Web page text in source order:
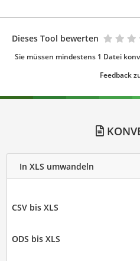
Dieses Tool bewerten
Sie müssen mindestens 1 Datei
Feedback
In XLS umwandeln
CSV bis XLS
ODS bis XLS